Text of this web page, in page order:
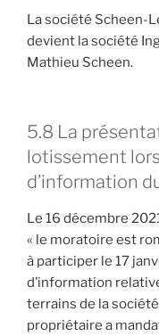
La société Scheen-
devient la société
Mathieu Scheen.
5.8 La
lotissement
d’information
Le 16 décembre
« le moratoire est
à participer le 17
d’information
terrains de la
propriétaire a